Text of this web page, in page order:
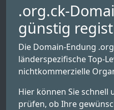
.org.ck-
günstig
Die Domain-Endung
länderspezifische Top-
nichtkommerzielle
Hier können Sie schnell
prüfen, ob Ihre